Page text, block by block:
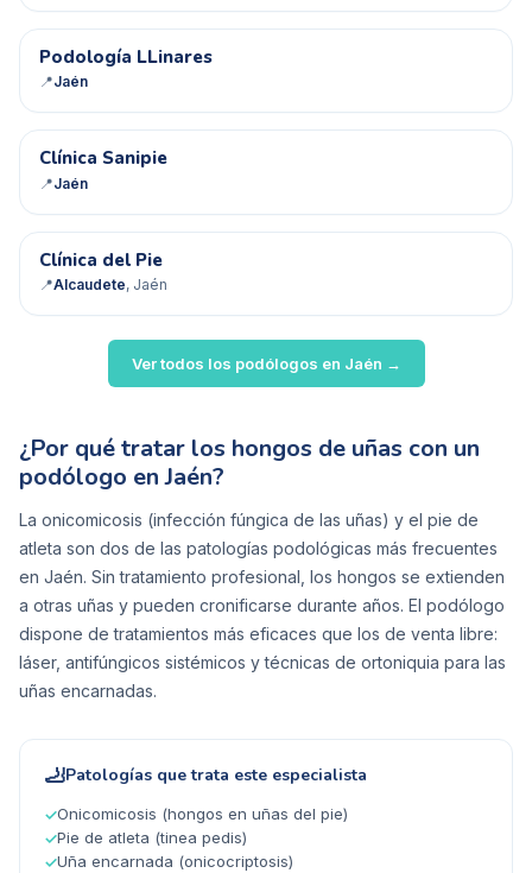
PL
Podología LLinares
📍Jaén
CS
Clínica Sanipie
📍Jaén
CD
Clínica del Pie
📍Alcaudete, Jaén
Ver todos los podólogos en Jaén →
¿Por qué tratar los hongos de uñas con un
podólogo en Jaén?
La onicomicosis (infección fúngica de las uñas) y el pie de
atleta son dos de las patologías podológicas más frecuentes
en Jaén. Sin tratamiento profesional, los hongos se extienden
a otras uñas y pueden cronificarse durante años. El podólogo
dispone de tratamientos más eficaces que los de venta libre:
láser, antifúngicos sistémicos y técnicas de ortoniquia para las
uñas encarnadas.
🦶Patologías que trata este especialista
✓Onicomicosis (hongos en uñas del pie)
✓Pie de atleta (tinea pedis)
✓Uña encarnada (onicocriptosis)